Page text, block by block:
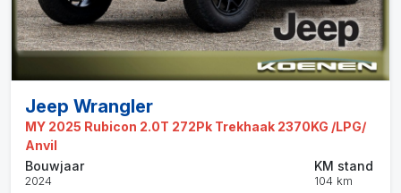
Jeep Wrangler
MY 2025 Rubicon 2.0T 272Pk Trekhaak 2370KG /LPG/
Anvil
Bouwjaar
2024
KM stand
104 km